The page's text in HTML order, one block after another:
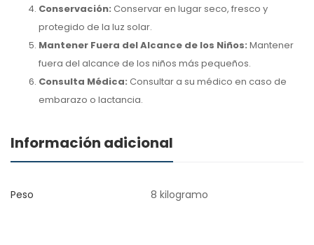
Conservación: Conservar en lugar seco, fresco y
protegido de la luz solar.
Mantener Fuera del Alcance de los Niños: Mantener
fuera del alcance de los niños más pequeños.
Consulta Médica: Consultar a su médico en caso de
embarazo o lactancia.
Información adicional
Peso 8 kilogramo